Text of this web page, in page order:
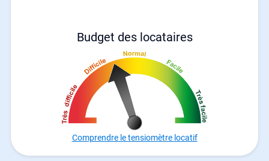
Budget des locataires
Comprendre le tensiomètre locatif